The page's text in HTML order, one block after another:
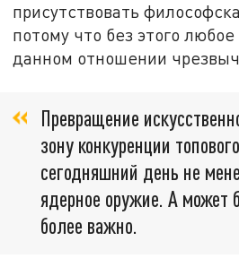
присутствовать
потому что без этого
данном отношении
Превращение
зону конкуренции
сегодняшний день не
ядерное оружие. А может
более важно.